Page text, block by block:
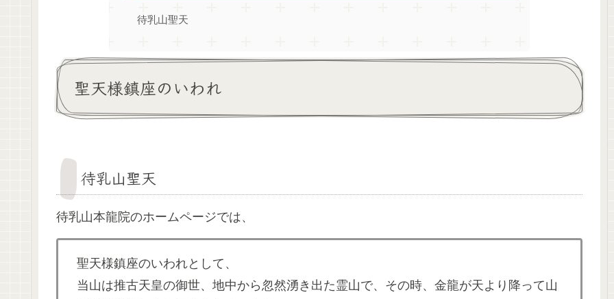
待乳山聖天
聖天様鎮座のいわれ
待乳山聖天
待乳山本龍院のホームページでは、
聖天様鎮座のいわれとして、
当山は推古天皇の御世、地中から忽然湧き出た霊山で、その時、金龍が天より降って山